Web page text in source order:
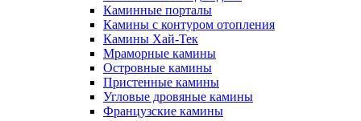
Каминные порталы
Камины с контуром отопления
Камины Хай-Тек
Мраморные камины
Островные камины
Пристенные камины
Угловые дровяные камины
Французские камины